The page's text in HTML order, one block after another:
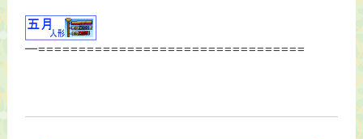
━=================================